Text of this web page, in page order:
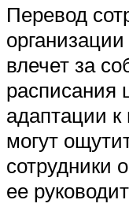
Перевод
влечет за
расписания
адаптации к
могут
сотрудники
ее